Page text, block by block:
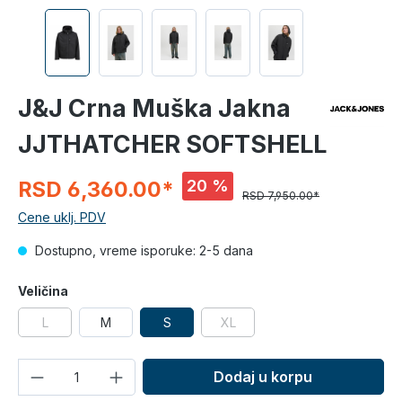
J&J Crna Muška Jakna
JJTHATCHER SOFTSHELL
RSD 6,360.00* 20 %
RSD 7,950.00*
Cene uklj. PDV
Dostupno, vreme isporuke: 2-5 dana
Veličina
L M S XL
Dodaj u korpu